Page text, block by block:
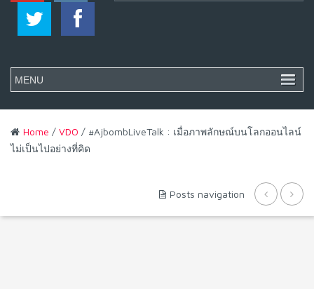
Home / VDO / #AjbombLiveTalk : เมื่อภาพลักษณ์บนโลกออนไลน์
ไม่เป็นไปอย่างที่คิด
Posts navigation